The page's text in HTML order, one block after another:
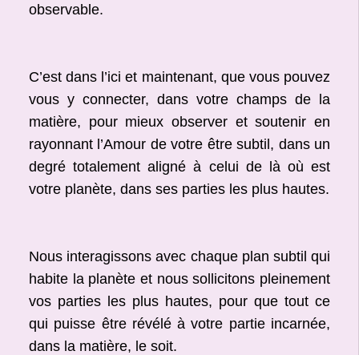
observable.
C’est dans l’ici et maintenant, que vous pouvez
vous y connecter, dans votre champs de la
matière, pour mieux observer et soutenir en
rayonnant l’Amour de votre être subtil, dans un
degré totalement aligné à celui de là où est
votre planète, dans ses parties les plus hautes.
Nous interagissons avec chaque plan subtil qui
habite la planète et nous sollicitons pleinement
vos parties les plus hautes, pour que tout ce
qui puisse être révélé à votre partie incarnée,
dans la matière, le soit.